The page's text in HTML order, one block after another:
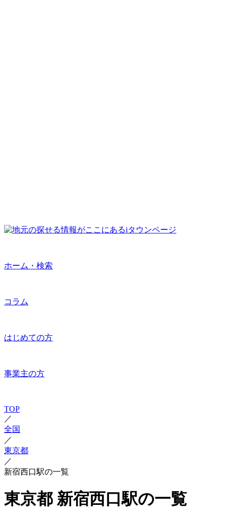
ホーム・検索
コラム
はじめての方
事業主の方
TOP
／
全国
／
東京都
／
新宿西口駅の一覧
東京都 新宿西口駅の一覧